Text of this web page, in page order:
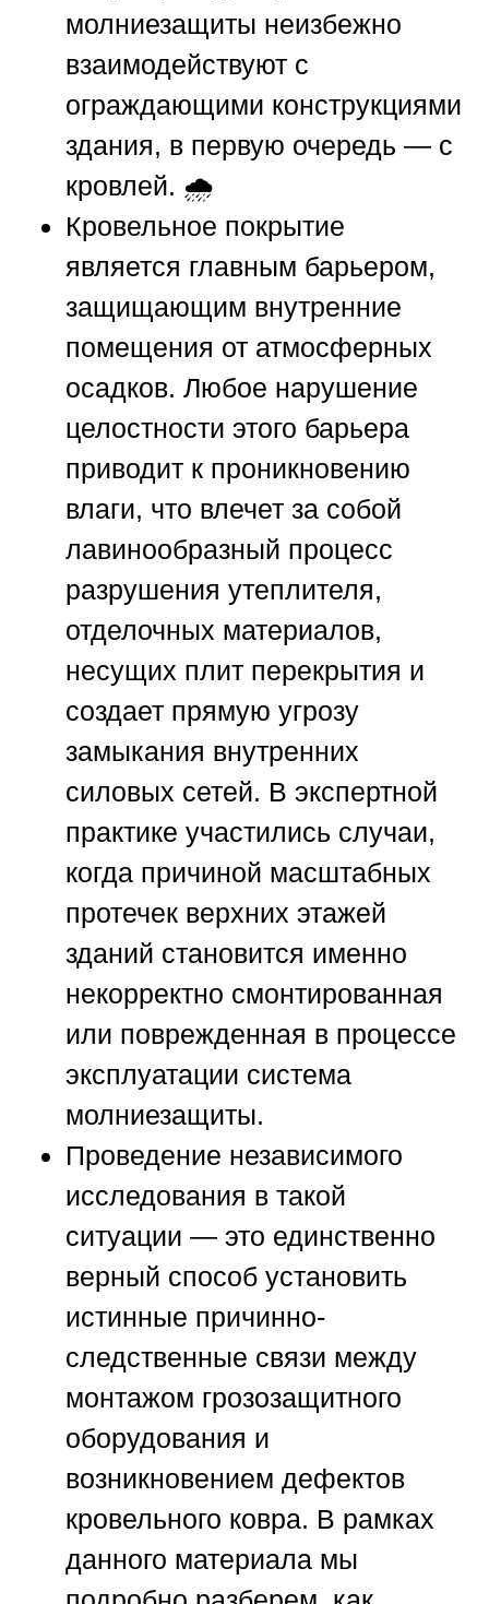
молниезащиты неизбежно
взаимодействуют с
ограждающими конструкциями
здания, в первую очередь — с
кровлей. 🌧️
Кровельное покрытие
является главным барьером,
защищающим внутренние
помещения от атмосферных
осадков. Любое нарушение
целостности этого барьера
приводит к проникновению
влаги, что влечет за собой
лавинообразный процесс
разрушения утеплителя,
отделочных материалов,
несущих плит перекрытия и
создает прямую угрозу
замыкания внутренних
силовых сетей. В экспертной
практике участились случаи,
когда причиной масштабных
протечек верхних этажей
зданий становится именно
некорректно смонтированная
или поврежденная в процессе
эксплуатации система
молниезащиты.
Проведение независимого
исследования в такой
ситуации — это единственно
верный способ установить
истинные причинно-
следственные связи между
монтажом грозозащитного
оборудования и
возникновением дефектов
кровельного ковра. В рамках
данного материала мы